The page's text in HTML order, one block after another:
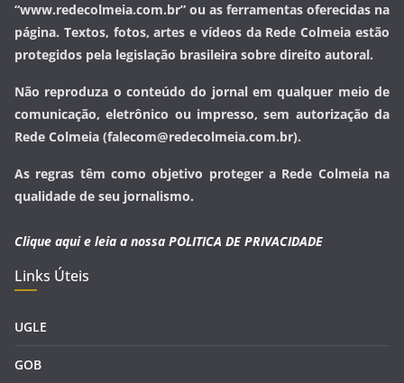
“www.redecolmeia.com.br” ou as ferramentas oferecidas na
página. Textos, fotos, artes e vídeos da Rede Colmeia estão
protegidos pela legislação brasileira sobre direito autoral.
Não reproduza o conteúdo do jornal em qualquer meio de
comunicação, eletrônico ou impresso, sem autorização da
Rede Colmeia (falecom@redecolmeia.com.br).
As regras têm como objetivo proteger a Rede Colmeia na
qualidade de seu jornalismo.
Clique aqui e leia a nossa POLITICA DE PRIVACIDADE
Links Úteis
UGLE
GOB